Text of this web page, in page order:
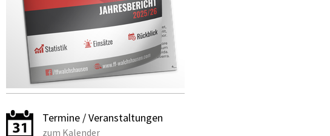
Termine / Veranstaltungen
zum Kalender